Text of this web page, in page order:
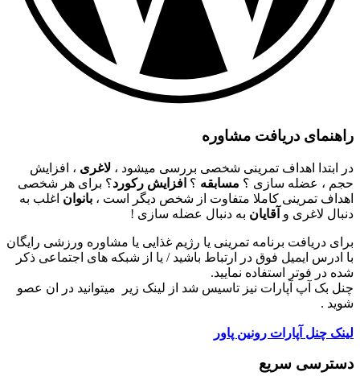
راهنمای دریافت مشاوره
در ابتدا اهداف تمرینی شخصی بررسی میشود ، لاغری ، افزایش
حجم ، عضله سازی ؟ مسابقه ؟ افزایش رکورد؟ برای هر شخصی
اهداف تمرینی کاملا متفاوت از شخص دیگر است ، بانوان اغلب به
دنبال لاغری و آقایان به دنبال عضله سازی !
برای دریافت برنامه تمرینی یا رژیم غذایی یا مشاوره ورزشی رایگان
با ادرس ایمیل فوق در ارتباط باشید / یا از شبکه های اجتماعی ذکر
شده در فوتر استفاده نمایید.
چنل بک آپ آپارات نیز تاسیس شد از لینک زیر میتوانید در ان عصو
شوید .
لینک چنل آپارات رونین پاور
دسترسی سریع